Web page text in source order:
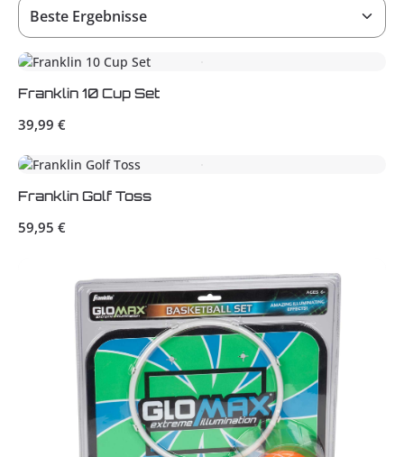
Franklin 10 Cup Set
Regulärer Preis:
39,99 €
Franklin Golf Toss
Regulärer Preis:
59,95 €